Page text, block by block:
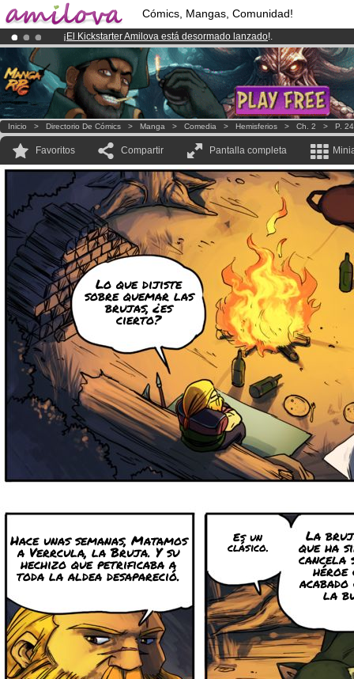
Cómics, Mangas, Comunidad!
¡ El Kickstarter Amilova está desormado lanzado!.
¡Conviertete en Premium por3.95 eurosal mes!Hazte Premium ya
¡Ya tenemos 100000miembrosy 1000 Cómics y Mangas!.
Inicio > Directorio De Cómics > Manga > Comedia > Hemisferios > Ch. 2 > P. 24
Favoritos Compartir Pantalla completa
Lo que dijiste
sobre quemar las
brujas, ¿es
cierto?
Hace unas semanas, Matamos
a Verrcula, la Bruja. Y su
hechizo que petrificaba a
toda la aldea desapareció.
Es un
clásico.
La
que ha
cancela
héroe
la